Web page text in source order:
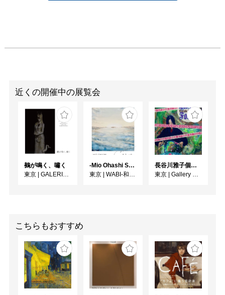
近くの開催中の展覧会
鵺が鳴く、嘯く
東京
GALERIE SOL
-Mio Ohashi Solo Exhibition - 大橋 澪 作品展 -
東京
WABI-和・美-
長谷川雅子個展「終わりなき森の美術館」
東京
Gallery MUMON
こちらもおすすめ